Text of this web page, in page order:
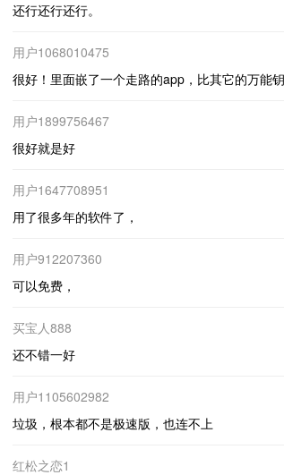
还行还行还行。
用户1068010475
很好！里面嵌了一个走路的app，比其它的万能
用户1899756467
很好就是好
用户1647708951
用了很多年的软件了，
用户912207360
可以免费，
买宝人888
还不错一好
用户1105602982
垃圾，根本都不是极速版，也连不上
红松之恋1